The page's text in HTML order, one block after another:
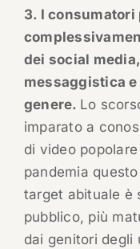
3. I
dei social
messaggistica
genere. Lo
imparato a
di video
pandemia
target abituale è
pubblico, più
dai genitori degli